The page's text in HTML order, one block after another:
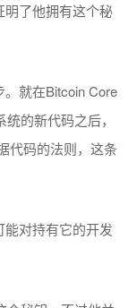
了他拥有这个秘
就在Bitcoin Core
的新代码之后，
代码的法则，这条
对持有它的开发